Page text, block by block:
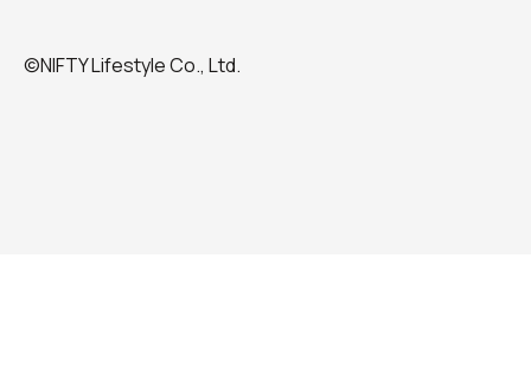
©NIFTY Lifestyle Co., Ltd.